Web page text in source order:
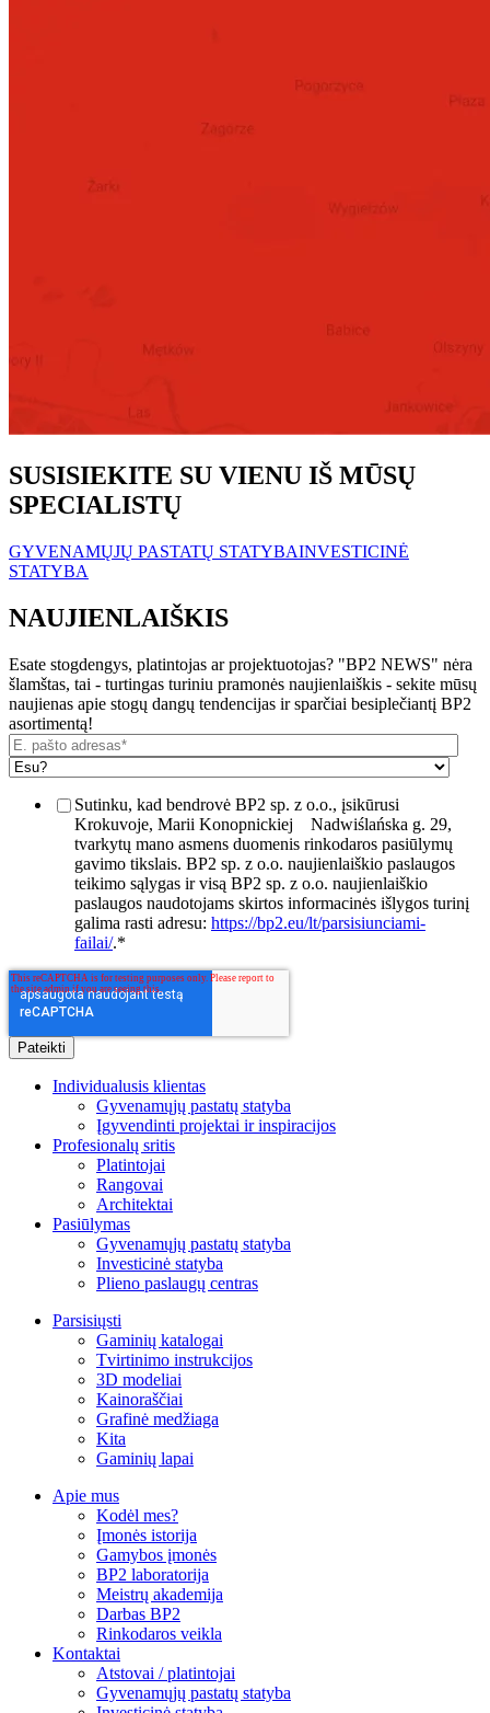
SUSISIEKITE SU VIENU IŠ MŪSŲ
SPECIALISTŲ
GYVENAMŲJŲ PASTATŲ STATYBAINVESTICINĖ
STATYBA
NAUJIENLAIŠKIS
Esate stogdengys, platintojas ar projektuotojas? "BP2 NEWS" nėra
šlamštas, tai - turtingas turiniu pramonės naujienlaiškis - sekite mūsų
naujienas apie stogų dangų tendencijas ir sparčiai besiplečiantį BP2
asortimentą!
Sutinku, kad bendrovė BP2 sp. z o.o., įsikūrusi
Krokuvoje, Marii Konopnickiej
Nadwiślańska g. 29,
tvarkytų mano asmens duomenis rinkodaros pasiūlymų
gavimo tikslais. BP2 sp. z o.o. naujienlaiškio paslaugos
teikimo sąlygas ir visą BP2 sp. z o.o. naujienlaiškio
paslaugos naudotojams skirtos informacinės išlygos turinį
galima rasti adresu: https://bp2.eu/lt/parsisiunciami-
failai/.*
Individualusis klientas
Gyvenamųjų pastatų statyba
Įgyvendinti projektai ir inspiracijos
Profesionalų sritis
Platintojai
Rangovai
Architektai
Pasiūlymas
Gyvenamųjų pastatų statyba
Investicinė statyba
Plieno paslaugų centras
Parsisiųsti
Gaminių katalogai
Tvirtinimo instrukcijos
3D modeliai
Kainoraščiai
Grafinė medžiaga
Kita
Gaminių lapai
Apie mus
Kodėl mes?
Įmonės istorija
Gamybos įmonės
BP2 laboratorija
Meistrų akademija
Darbas BP2
Rinkodaros veikla
Kontaktai
Atstovai / platintojai
Gyvenamųjų pastatų statyba